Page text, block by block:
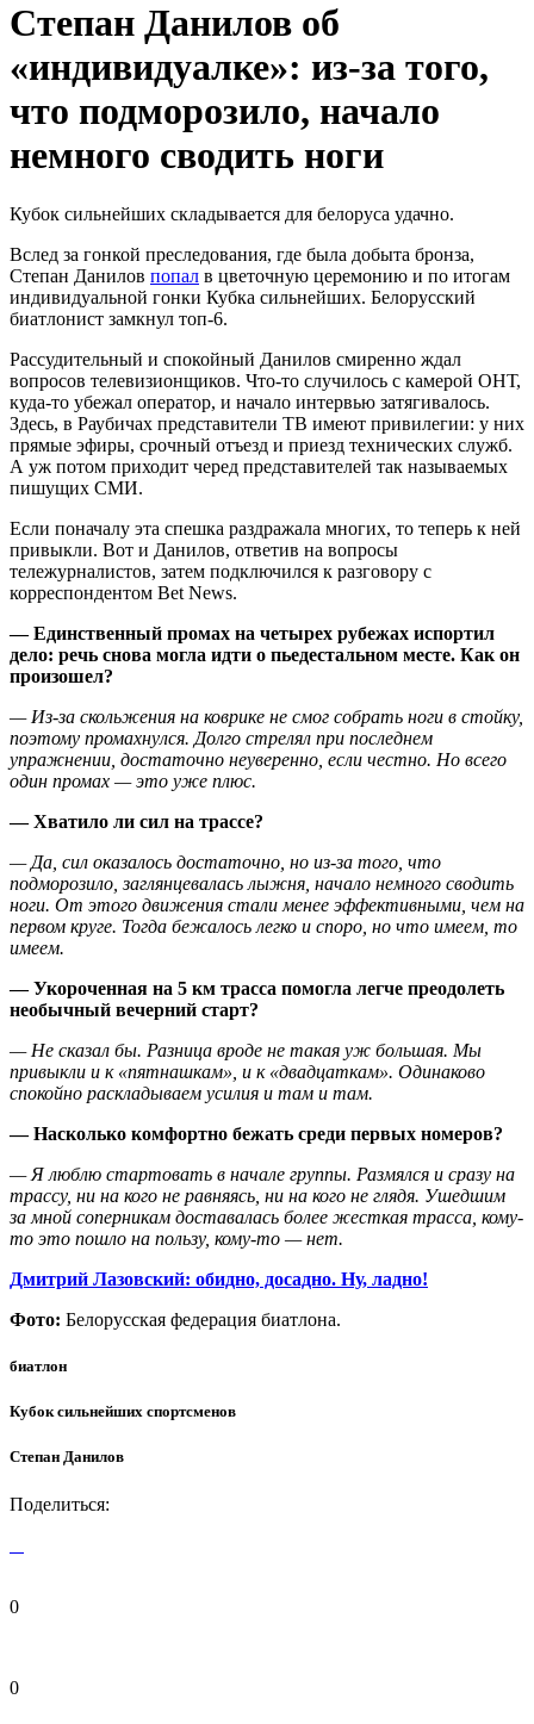
Степан Данилов об
«индивидуалке»: из-за того,
что подморозило, начало
немного сводить ноги
Кубок сильнейших складывается для белоруса удачно.
Вслед за гонкой преследования, где была добыта бронза,
Степан Данилов попал в цветочную церемонию и по итогам
индивидуальной гонки Кубка сильнейших. Белорусский
биатлонист замкнул топ-6.
Рассудительный и спокойный Данилов смиренно ждал
вопросов телевизионщиков. Что-то случилось с камерой ОНТ,
куда-то убежал оператор, и начало интервью затягивалось.
Здесь, в Раубичах представители ТВ имеют привилегии: у них
прямые эфиры, срочный отъезд и приезд технических служб.
А уж потом приходит черед представителей так называемых
пишущих СМИ.
Если поначалу эта спешка раздражала многих, то теперь к ней
привыкли. Вот и Данилов, ответив на вопросы
тележурналистов, затем подключился к разговору с
корреспондентом Bet News.
— Единственный промах на четырех рубежах испортил
дело: речь снова могла идти о пьедестальном месте. Как он
произошел?
— Из-за скольжения на коврике не смог собрать ноги в стойку,
поэтому промахнулся. Долго стрелял при последнем
упражнении, достаточно неуверенно, если честно. Но всего
один промах — это уже плюс.
— Хватило ли сил на трассе?
— Да, сил оказалось достаточно, но из-за того, что
подморозило, заглянцевалась лыжня, начало немного сводить
ноги. От этого движения стали менее эффективными, чем на
первом круге. Тогда бежалось легко и споро, но что имеем, то
имеем.
— Укороченная на 5 км трасса помогла легче преодолеть
необычный вечерний старт?
— Не сказал бы. Разница вроде не такая уж большая. Мы
привыкли и к «пятнашкам», и к «двадцаткам». Одинаково
спокойно раскладываем усилия и там и там.
— Насколько комфортно бежать среди первых номеров?
— Я люблю стартовать в начале группы. Размялся и сразу на
трассу, ни на кого не равняясь, ни на кого не глядя. Ушедшим
за мной соперникам доставалась более жесткая трасса, кому-
то это пошло на пользу, кому-то — нет.
Дмитрий Лазовский: обидно, досадно. Ну, ладно!
Фото: Белорусская федерация биатлона.
биатлон
Кубок сильнейших спортсменов
Степан Данилов
Поделиться:
0
0